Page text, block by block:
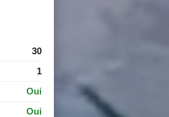
30
1
Oui
Oui